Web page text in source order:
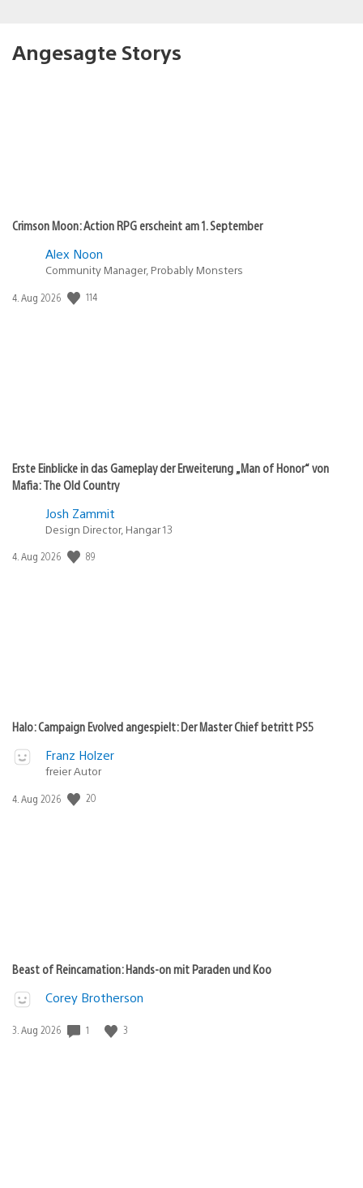
Angesagte Storys
Crimson Moon: Action RPG erscheint am 1. September
Alex Noon
Community Manager, Probably Monsters
Veröffentlichungsdatum:
4. Aug 2026 114
Erste Einblicke in das Gameplay der Erweiterung „Man of Honor“ von
Mafia: The Old Country
Josh Zammit
Design Director, Hangar 13
Veröffentlichungsdatum:
4. Aug 2026 89
Halo: Campaign Evolved angespielt: Der Master Chief betritt PS5
Franz Holzer
freier Autor
Veröffentlichungsdatum:
4. Aug 2026 20
Beast of Reincarnation: Hands-on mit Paraden und Koo
Corey Brotherson
Veröffentlichungsdatum:
3. Aug 2026 1 3